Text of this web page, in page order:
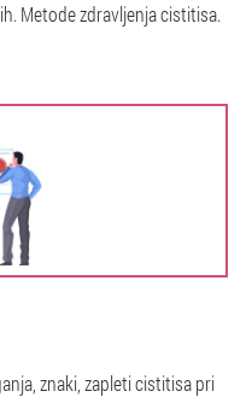
Metode zdravljenja cistitisa.
znaki, zapleti cistitisa pri